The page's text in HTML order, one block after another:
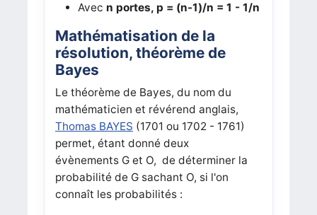
Avec n portes, p = (n-1)/n = 1 - 1/n
Mathématisation de la
résolution, théorème de
Bayes
Le théorème de Bayes, du nom du
mathématicien et révérend anglais,
Thomas BAYES (1701 ou 1702 - 1761)
permet, étant donné deux
évènements G et O, de déterminer la
probabilité de G sachant O, si l'on
connaît les probabilités :